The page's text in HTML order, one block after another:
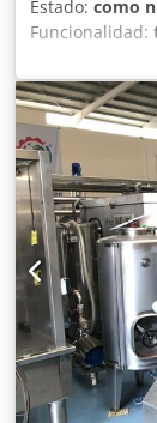
Textura
Agoy Nmy As
– ideal para
y limpieza
frecuentes
600 bar
condición
Estado: como
Funcionalidad:
entrada:50 Hz,
Cantidad: 2
Longitud:
102.231 L *
Temperatura
prueba: 7,4
* Año: 2018 *
natural *
1.200 kg/h *
de prueba:
Temperatura
m² *
Peso total en